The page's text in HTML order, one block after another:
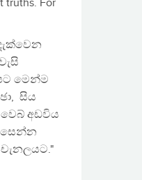
truths. For
මෙන්ම
සිය
අඩවිය